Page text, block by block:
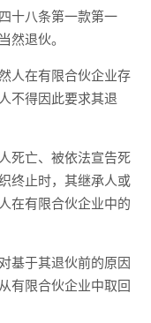
八条第一款第一
然退伙。
在有限合伙企业存
不得因此要求其退
亡、被依法宣告死
终止时，其继承人或
在有限合伙企业中的
于其退伙前的原因
有限合伙企业中取回